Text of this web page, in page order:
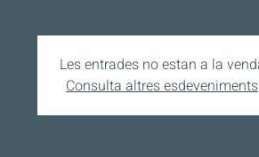
Les entrades no estan a la
Consulta altres esdeveniments